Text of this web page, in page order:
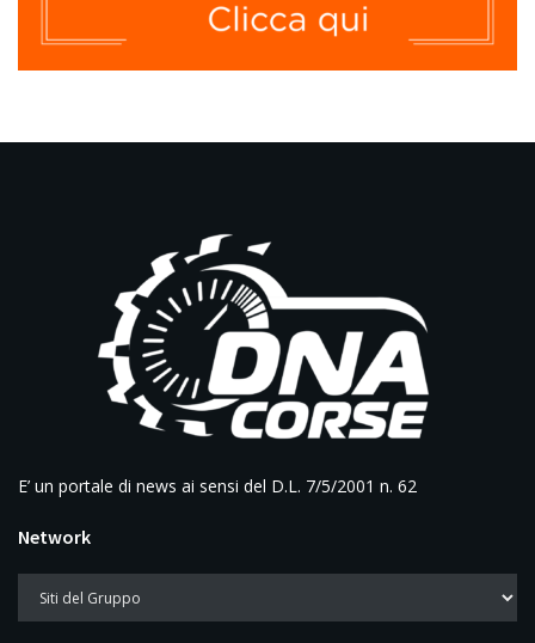
E’ un portale di news ai sensi del D.L. 7/5/2001 n. 62
Network